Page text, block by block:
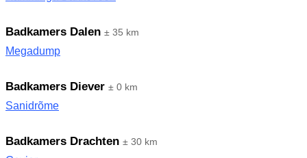
Badkamers Dalen ± 35 km
Megadump
Badkamers Diever ± 0 km
Sanidrõme
Badkamers Drachten ± 30 km